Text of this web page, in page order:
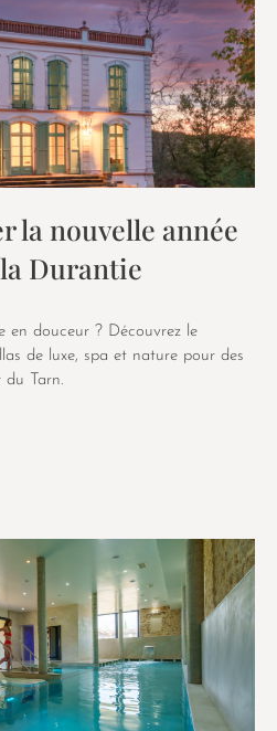
la nouvelle année
Durantie
en douceur ? Découvrez le
de luxe, spa et nature pour des
du Tarn.